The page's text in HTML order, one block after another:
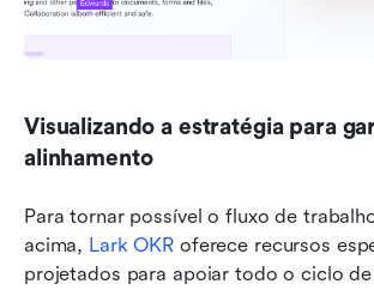
Visualizando a estratégia para
alinhamento
Para tornar possível o fluxo de
acima, Lark OKR oferece recursos
projetados para apoiar todo o ciclo